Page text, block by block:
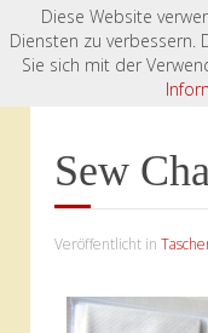
Startseite
Sew Charming
Sew
Veröffentlicht in
Diese Website
Diensten zu verbessern.
Sie sich mit der